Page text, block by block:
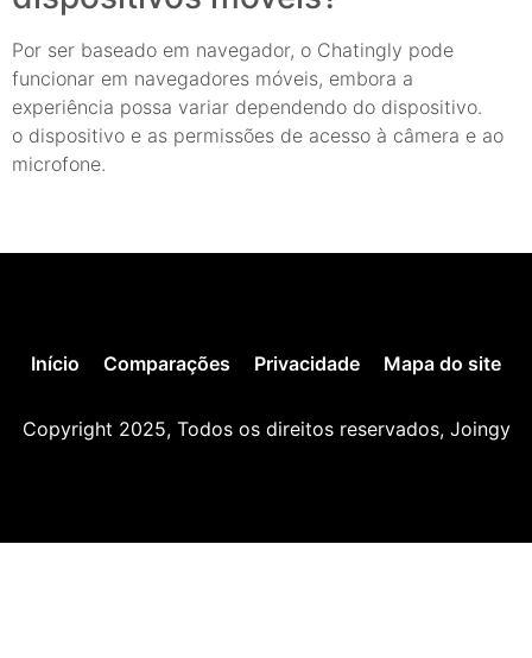
Por ser baseado em navegador, o Chatingly pode
funcionar em navegadores móveis, embora a
experiência possa variar dependendo do dispositivo.
o dispositivo e as permissões de acesso à câmera e ao
microfone.
Início Comparações Privacidade Mapa do site
Copyright 2025, Todos os direitos reservados, Joingy